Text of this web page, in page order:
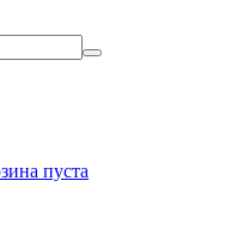
пуста